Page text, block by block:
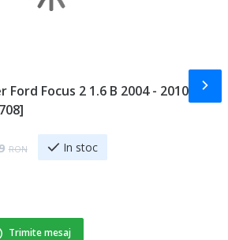
Ford Focus 2 1.6 B 2004 - 2010 Cod
Price
RON In stoc
Trimite mesaj